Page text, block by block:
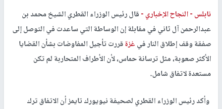
نابلس -النجاح الإخباري -قال رئيس الوزراء القطري الشيخ محمد بن
عبدالرحمن آل ثاني في مقابلة إن الوساطة التي ساعدت في التوصل إلى
صفقة وقف إطلاق النار فيغزةقررت تأجيل المفاوضات بشأن القضايا
الأكثر صعوبة، مثل ترسانة حماس، لأن الأطراف المتحاربة لم تكن
مستعدة لاتفاق شامل.
وأكد رئيس الوزراء القطري لصحيفة نيويورك تايمز أن الاتفاق ترك